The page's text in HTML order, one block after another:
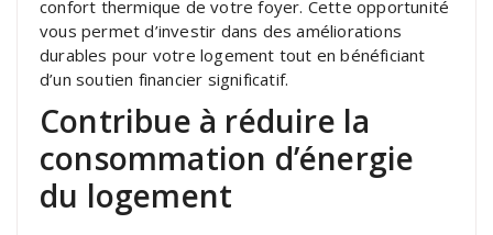
confort thermique de votre foyer. Cette opportunité
vous permet d’investir dans des améliorations
durables pour votre logement tout en bénéficiant
d’un soutien financier significatif.
Contribue à réduire la
consommation d’énergie
du logement